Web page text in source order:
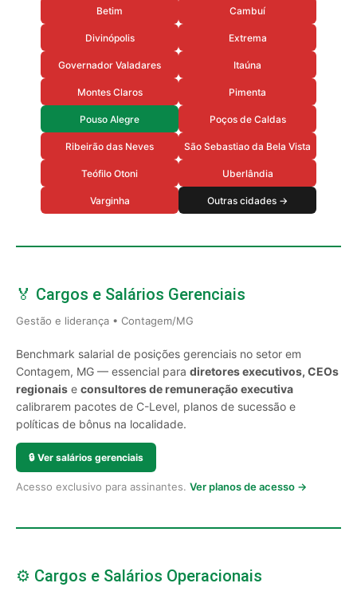
Betim Cambuí
Divinópolis Extrema
Governador Valadares Itaúna
Montes Claros Pimenta
Pouso Alegre Poços de Caldas
Ribeirão das Neves São Sebastiao da Bela Vista
Teófilo Otoni Uberlândia
Varginha Outras cidades →
🏅 Cargos e Salários Gerenciais
Gestão e liderança • Contagem/MG
Benchmark salarial de posições gerenciais no setor em
Contagem, MG — essencial para diretores executivos, CEOs
regionais e consultores de remuneração executiva
calibrarem pacotes de C-Level, planos de sucessão e
políticas de bônus na localidade.
🔒 Ver salários gerenciais
Acesso exclusivo para assinantes. Ver planos de acesso →
⚙️ Cargos e Salários Operacionais